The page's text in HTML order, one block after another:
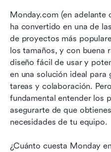
Monday.com (en adelante
ha convertido en una de
de proyectos más
los tamaños, y con buena
diseño fácil de usar y
en una solución ideal
tareas y colaboración.
fundamental entender los
asegurarte de que
necesidades de tu equipo.
¿Cuánto cuesta Monday
Consejos para ahorrar
La mejor alternativa a
Reflexiones finales
Preguntas frecuentes
Lectura relacionada